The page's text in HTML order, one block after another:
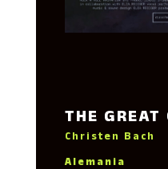
THE GREAT
Christen Bach
Alemania